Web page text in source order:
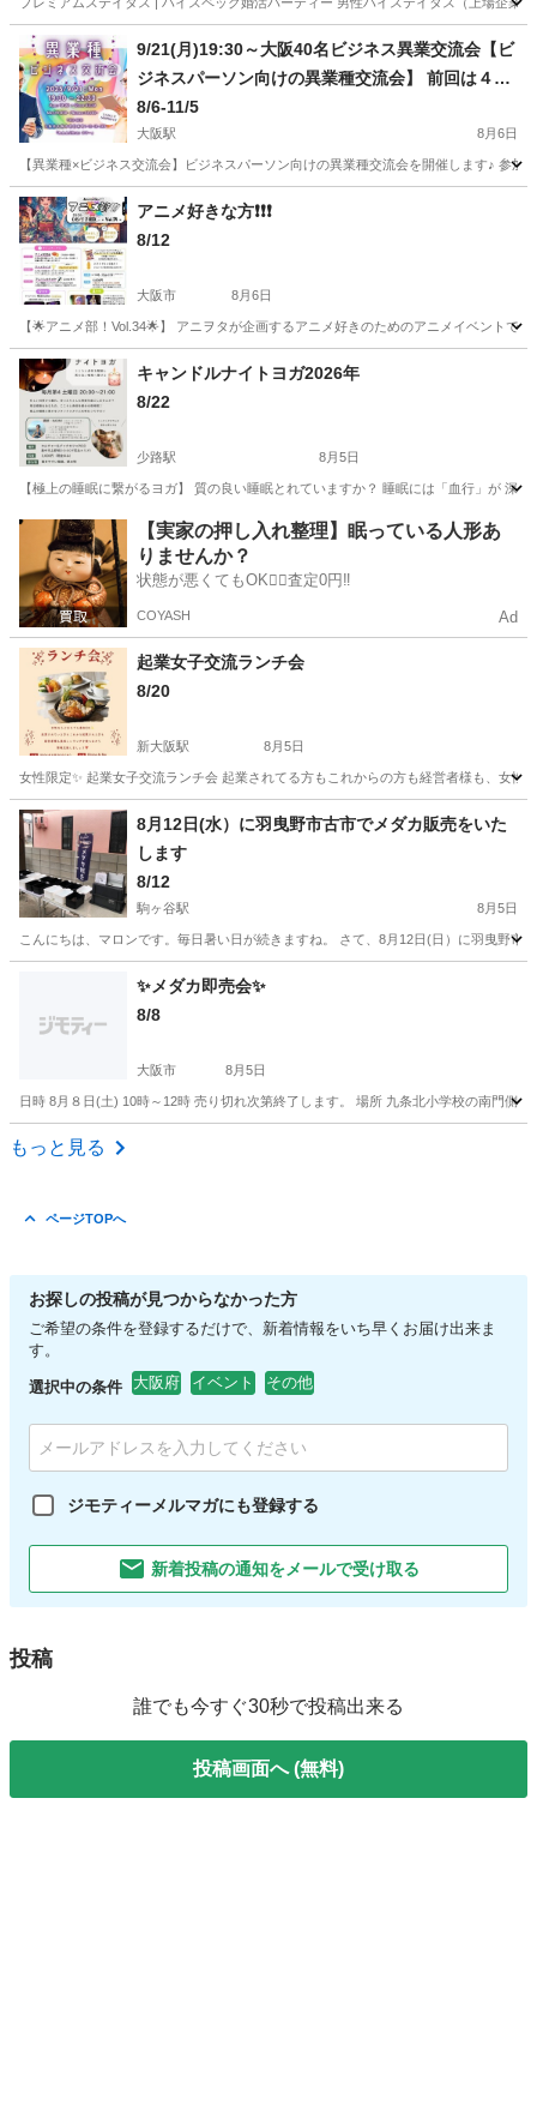
大阪 大阪市 大阪駅 梅田
9/21(月)19:30～大阪40名ビジネス異業交流会【ビ
ジネスパーソン向けの異業種交流会】 前回は４０
名満席！色んな職業の方と交流できる大好評企画
♩
8/6-11/5
大阪駅 8月6日
【異業種×ビジネス交流会】ビジネスパーソン向けの異業種交流会を開催します♪ 参
大阪 大阪市 大阪駅 その他
アニメ好きな方❗️❗️❗️
8/12
大阪市 8月6日
【🌟アニメ部！Vol.34🌟】 アニヲタが企画するアニメ好きのためのアニメイベントで
大阪 大阪市 アニソン
キャンドルナイトヨガ2026年
8/22
少路駅 8月5日
【極上の睡眠に繋がるヨガ】 質の良い睡眠とれていますか？ 睡眠には「血行」
大阪 豊中市 少路駅 その他 キャンドルナイト
【実家の押し入れ整理】眠っている人形あ
りませんか？
状態が悪くてもOK🙆‍♀️査定0円‼️
COYASH Ad
起業女子交流ランチ会
8/20
新大阪駅 8月5日
女性限定✨ 起業女子交流ランチ会️ 起業されてる方もこれからの方も経営者様も、女
大阪 大阪市 新大阪駅 その他 ランチ
8月12日(水）に羽曳野市古市でメダカ販売をいた
します
8/12
駒ヶ谷駅 8月5日
こんにちは、マロンです。毎日暑い日が続きますね。 さて、8月12日(日）に羽曳野
駒ヶ谷駅 その他
✨メダカ即売会✨
8/8
大阪市 8月5日
日時 8月８日(土) 10時～12時 売り切れ次第終了します。 場所 九条北小学校の南門側
大阪 大阪市
もっと見る
ページTOPへ
お探しの投稿が見つからなかった方
ご希望の条件を登録するだけで、新着情報をいち早くお届け出来ま
す。
選択中の条件 大阪府 イベント その他
ジモティーメルマガにも登録する
新着投稿の通知をメールで受け取る
投稿
誰でも今すぐ30秒で投稿出来る
投稿画面へ (無料)